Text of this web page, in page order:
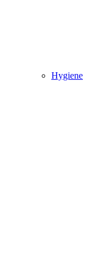
Hygiene